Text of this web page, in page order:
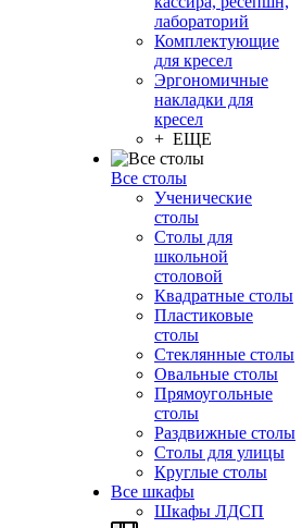
лабораторий
Комплектующие
для кресел
Эргономичные
накладки для
кресел
+ ЕЩЕ
Все столы
Ученические
столы
Столы для
школьной
столовой
Квадратные столы
Пластиковые
столы
Стеклянные столы
Овальные столы
Прямоугольные
столы
Раздвижные столы
Столы для улицы
Круглые столы
Все шкафы
Шкафы ЛДСП